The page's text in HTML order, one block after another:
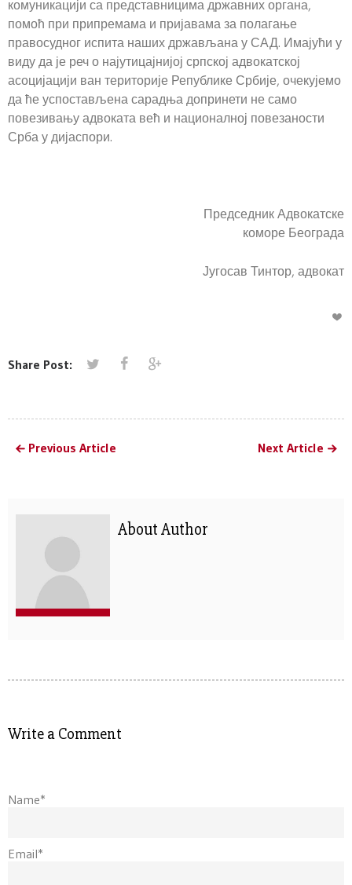
комуникацији са представницима државних органа,
помоћ при припремама и пријавама за полагање
правосудног испита наших држављана у САД. Имајући у
виду да је реч о најутицајнијој српској адвокатској
асоцијацији ван територије Републике Србије, очекујемо
да ће успостављена сарадња допринети не само
повезивању адвоката већ и националној повезаности
Срба у дијаспори.
Председник Адвокатске
коморе Београда
Југосав Тинтор, адвокат
Share Post:
Previous Article Next Article
About Author
Write a Comment
Name*
Email*